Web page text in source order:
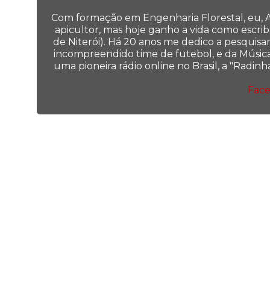
Com formação em Engenharia Florestal,
apicultor, mas hoje ganho a vida como
de Niterói). Há 20 anos me dedico a
incompreendido time de futebol, e da
uma pioneira rádio online no Brasil, a